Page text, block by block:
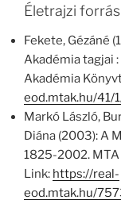
Életrajzi
Fekete, Gézáné
Akadémia tagjai
Akadémia
eod.mtak.hu/41/
Markó László,
Diána (2003): A
1825-2002.
Link: https://real-
eod.mtak.hu/